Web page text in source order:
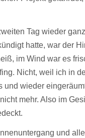
Tag wieder
hatte, war der
im Wind war es
Nicht, weil ich in
und wieder
mehr. Also im
und